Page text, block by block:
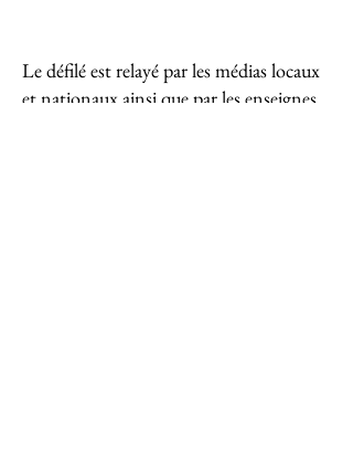
Le défilé est relayé par les médias locaux
et nationaux ainsi que par les enseignes